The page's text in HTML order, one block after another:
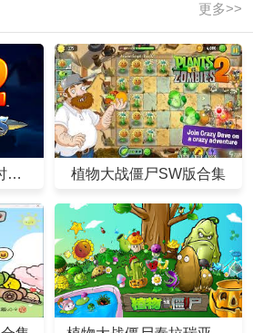
更多>>
植物大战僵尸2黑暗时代合集 植物大战僵尸SW版合集